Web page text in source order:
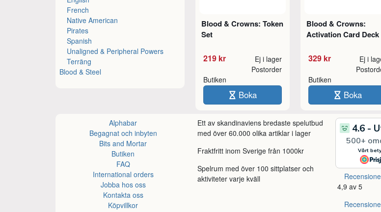
French
Native American
Pirates
Spanish
Unaligned & Peripheral Powers
Terräng
Blood & Steel
Blood & Crowns: Token
Set
219 kr Ej i lager
Butiken
Postorder
Boka
Blood & Crowns:
Activation Card Deck
329 kr Ej i
Butiken
Boka
Alphabar
Begagnat och inbyten
Bits and Mortar
Butiken
FAQ
International orders
Jobba hos oss
Kontakta oss
Köpvillkor
Ett av skandinaviens bredaste spelutbud
med över 60.000 olika artiklar i lager
Fraktfritt inom Sverige från 1000kr
Spelrum med över 100 sittplatser och
aktiviteter varje kväll
4,9 av 5